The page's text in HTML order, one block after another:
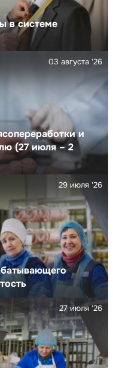
в системе
и
(27 июля – 2
03 августа '26
29 июля '26
27 июля '26